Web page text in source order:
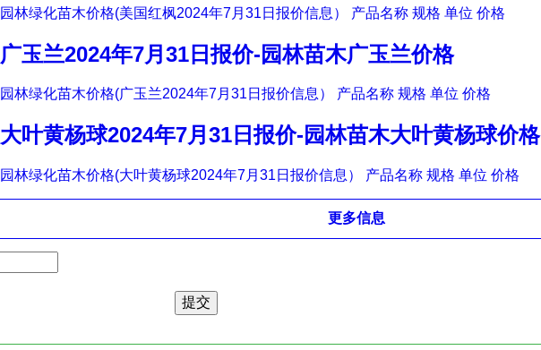
园林绿化苗木价格(美国红枫2024年7月31日报价信息） 产品名称 规格 单位 价格
广玉兰2024年7月31日报价-园林苗木广玉兰价格
园林绿化苗木价格(广玉兰2024年7月31日报价信息） 产品名称 规格 单位 价格
大叶黄杨球2024年7月31日报价-园林苗木大叶黄杨球价格
园林绿化苗木价格(大叶黄杨球2024年7月31日报价信息） 产品名称 规格 单位 价格
更多信息